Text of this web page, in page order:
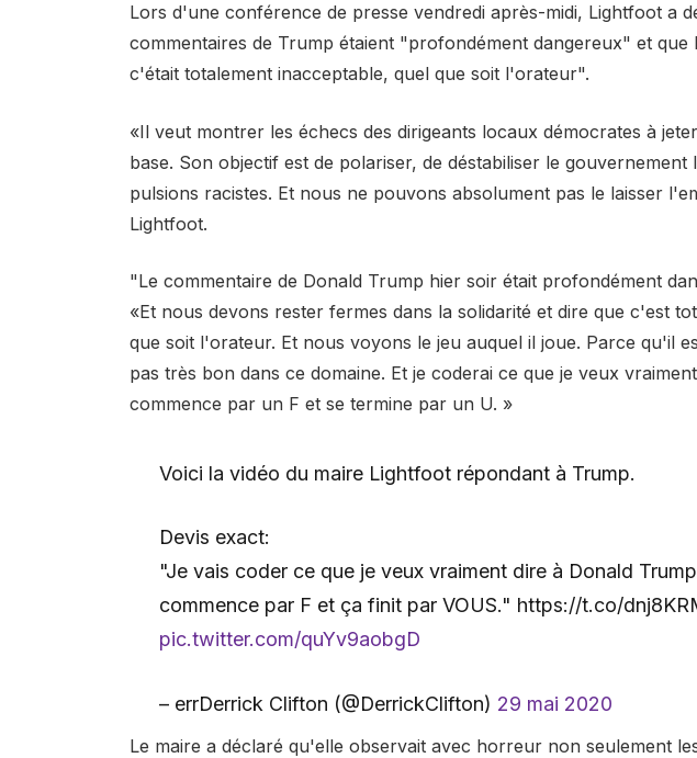
Lors d'une conférence de presse vendredi après-midi, Lightfoot a
commentaires de Trump étaient "profondément dangereux" et que
c'était totalement inacceptable, quel que soit l'orateur".
«Il veut montrer les échecs des dirigeants locaux démocrates à
base. Son objectif est de polariser, de déstabiliser le
pulsions racistes. Et nous ne pouvons absolument pas le laisser
Lightfoot.
"Le commentaire de Donald Trump hier soir était profondément
«Et nous devons rester fermes dans la solidarité et dire que c'est
que soit l'orateur. Et nous voyons le jeu auquel il joue. Parce qu'il
pas très bon dans ce domaine. Et je coderai ce que je veux
commence par un F et se termine par un U. »
Voici la vidéo du maire Lightfoot répondant à Trump.
Devis exact:
"Je vais coder ce que je veux vraiment dire à Donald
commence par F et ça finit par VOUS." https://t.co/
pic.twitter.com/quYv9aobgD
– errDerrick Clifton (@DerrickClifton) 29 mai 2020
Le maire a déclaré qu'elle observait avec horreur non seulement